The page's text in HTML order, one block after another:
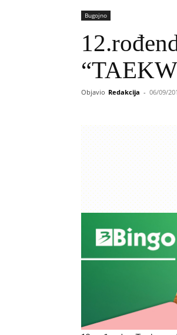
Bugojno
Objavio Redakcija - 06/09/